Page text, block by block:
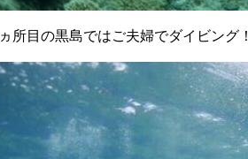
所目の黒島ではご夫婦でダイビング！